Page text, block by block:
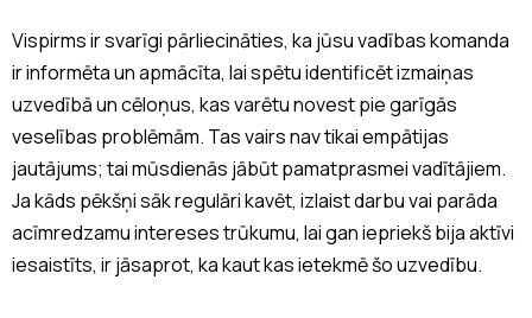
Vispirms ir svarīgi pārliecināties, ka jūsu vadības komanda
ir informēta un apmācīta, lai spētu identificēt izmaiņas
uzvedībā un cēloņus, kas varētu novest pie garīgās
veselības problēmām. Tas vairs nav tikai empātijas
jautājums; tai mūsdienās jābūt pamatprasmei vadītājiem.
Ja kāds pēkšņi sāk regulāri kavēt, izlaist darbu vai parāda
acīmredzamu intereses trūkumu, lai gan iepriekš bija aktīvi
iesaistīts, ir jāsaprot, ka kaut kas ietekmē šo uzvedību.